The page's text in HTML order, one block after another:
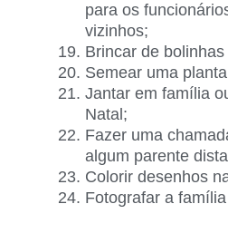
para os
vizinhos;
Brincar de
Semear uma
Jantar em família
Natal;
Fazer uma
algum parente
Colorir desenhos
Fotografar a